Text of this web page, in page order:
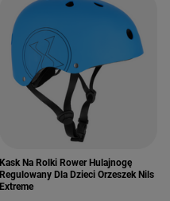
Kask Na Rolki Rower Hulajnogę
Regulowany Dla Dzieci Orzeszek Nils
Extreme